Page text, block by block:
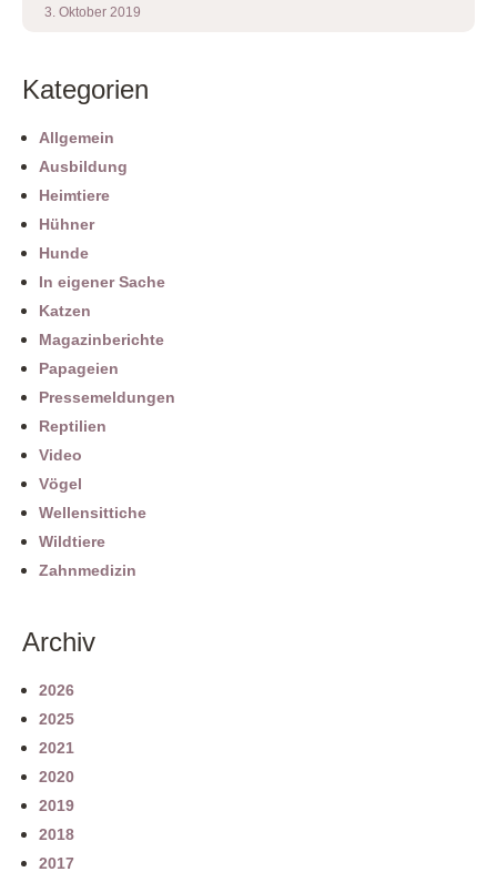
3. Oktober 2019
Kategorien
Allgemein
Ausbildung
Heimtiere
Hühner
Hunde
In eigener Sache
Katzen
Magazinberichte
Papageien
Pressemeldungen
Reptilien
Video
Vögel
Wellensittiche
Wildtiere
Zahnmedizin
Archiv
2026
2025
2021
2020
2019
2018
2017